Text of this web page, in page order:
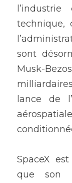
technique,
sont
Musk-
lance de
SpaceX
que son